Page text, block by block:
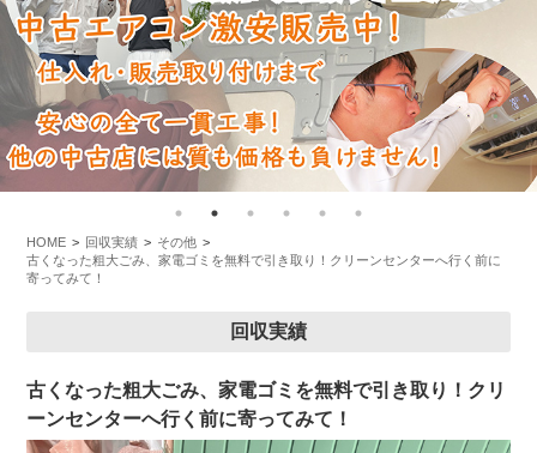
HOME 回収実績
その他
古くなった粗大ごみ、家電ゴミを無料で引き取り！クリーンセンターへ行く前に
寄ってみて！
回収実績
古くなった粗大ごみ、家電ゴミを無料で引き取り！クリ
ーンセンターへ行く前に寄ってみて！